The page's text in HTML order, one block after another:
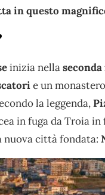
in questo
inizia nella
e un
la leggenda,
in fuga da Troia
nuova città fondata: